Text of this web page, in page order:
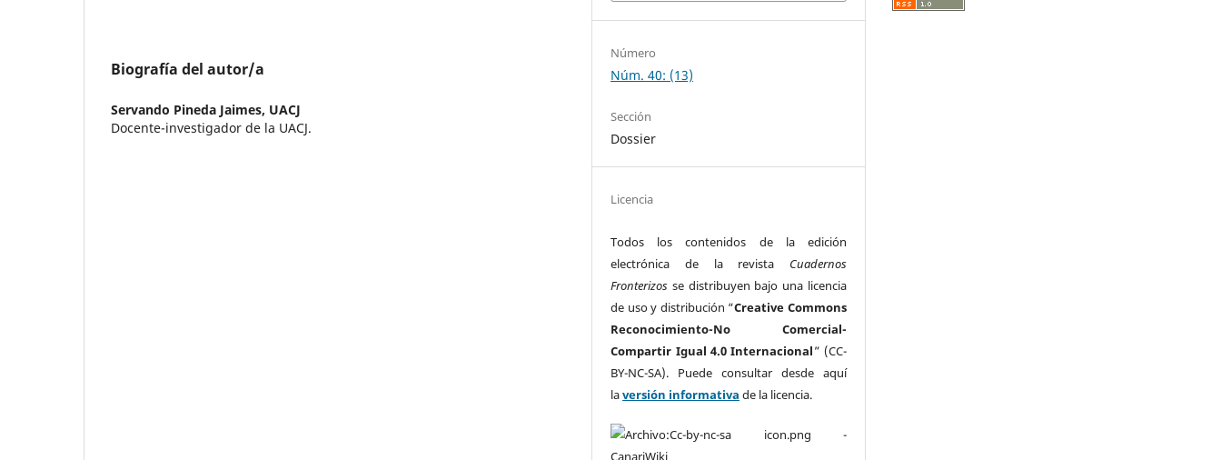
Biografía del autor/a
Servando Pineda Jaimes, UACJ
Docente-investigador de la UACJ.
Número
Núm. 40: (13)
Sección
Dossier
Licencia
Todos los contenidos de la edición
electrónica de la revista Cuadernos
Fronterizos se distribuyen bajo una licencia
de uso y distribución “Creative Commons
Reconocimiento-No Comercial-
Compartir Igual 4.0 Internacional” (CC-
BY-NC-SA). Puede consultar desde aquí
laversión informativa de la licencia.